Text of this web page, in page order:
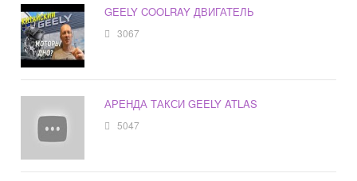
GEELY COOLRAY ДВИГАТЕЛЬ
3067
АРЕНДА ТАКСИ GEELY ATLAS
5047